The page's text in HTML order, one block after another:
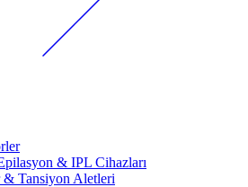
& IPL Cihazları
& Tansiyon Aletleri